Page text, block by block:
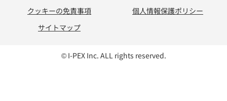
クッキーの免責事項
個人情報保護ポリシー
サイトマップ
© I-PEX Inc. ALL rights reserved.